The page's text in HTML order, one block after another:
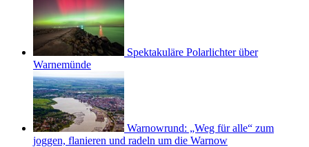
Spektakuläre Polarlichter über
Warnemünde
Warnowrund: „Weg für alle“ zum
joggen, flanieren und radeln um die Warnow